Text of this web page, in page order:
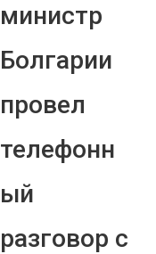
министр
Болгарии
провел
телефонн
ый
разговор с